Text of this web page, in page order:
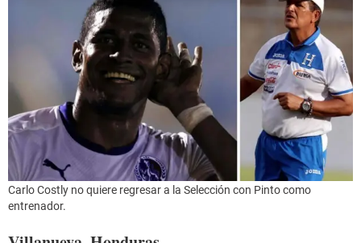
Carlo Costly no quiere regresar a la Selección con Pinto como
entrenador.